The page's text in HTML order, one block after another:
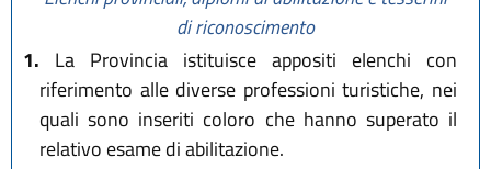
di riconoscimento
1. La Provincia istituisce appositi elenchi con
riferimento alle diverse professioni turistiche, nei
quali sono inseriti coloro che hanno superato il
relativo esame di abilitazione.